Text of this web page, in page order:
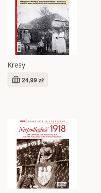
Kresy
24,99 zł